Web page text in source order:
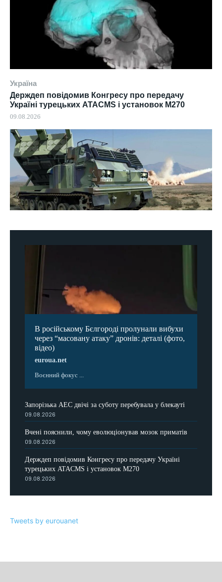
Україна
Держдеп повідомив Конгресу про передачу
Україні турецьких ATACMS і установок M270
09.08.2026
В російському Бєлгороді пролунали вибухи
через “масовану атаку” дронів: деталі (фото,
відео)
euroua.net
Воєнний фокус ...
Запорізька АЕС двічі за суботу перебувала у блекауті
09.08.2026
Вчені пояснили, чому еволюціонував мозок приматів
09.08.2026
Держдеп повідомив Конгресу про передачу Україні
турецьких ATACMS і установок M270
09.08.2026
Tweets by eurouanet